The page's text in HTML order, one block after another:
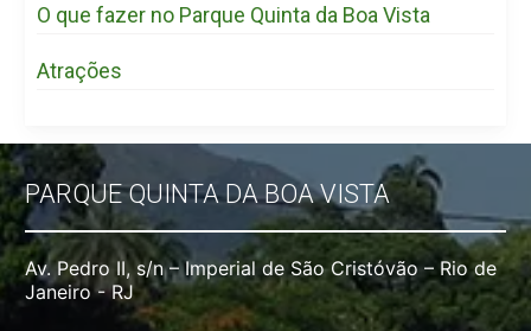
O que fazer no Parque Quinta da Boa Vista
Atrações
PARQUE QUINTA DA BOA VISTA
Av. Pedro II, s/n – Imperial de São Cristóvão – Rio de
Janeiro - RJ